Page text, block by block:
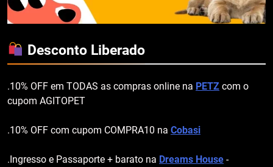
Desconto Liberado
.10% OFF em TODAS as compras online na PETZ com o
cupom AGITOPET
.10% OFF com cupom COMPRA10 na Cobasi
.Ingresso e Passaporte + barato na Dreams House -